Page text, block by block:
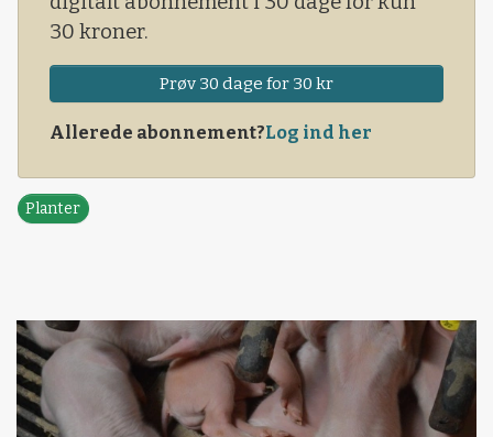
30 kroner.
Prøv 30 dage for 30 kr
Allerede abonnement?Log ind her
Planter